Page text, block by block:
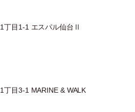
丁目1-1 エスパル仙台Ⅱ
丁目3-1 MARINE & WALK